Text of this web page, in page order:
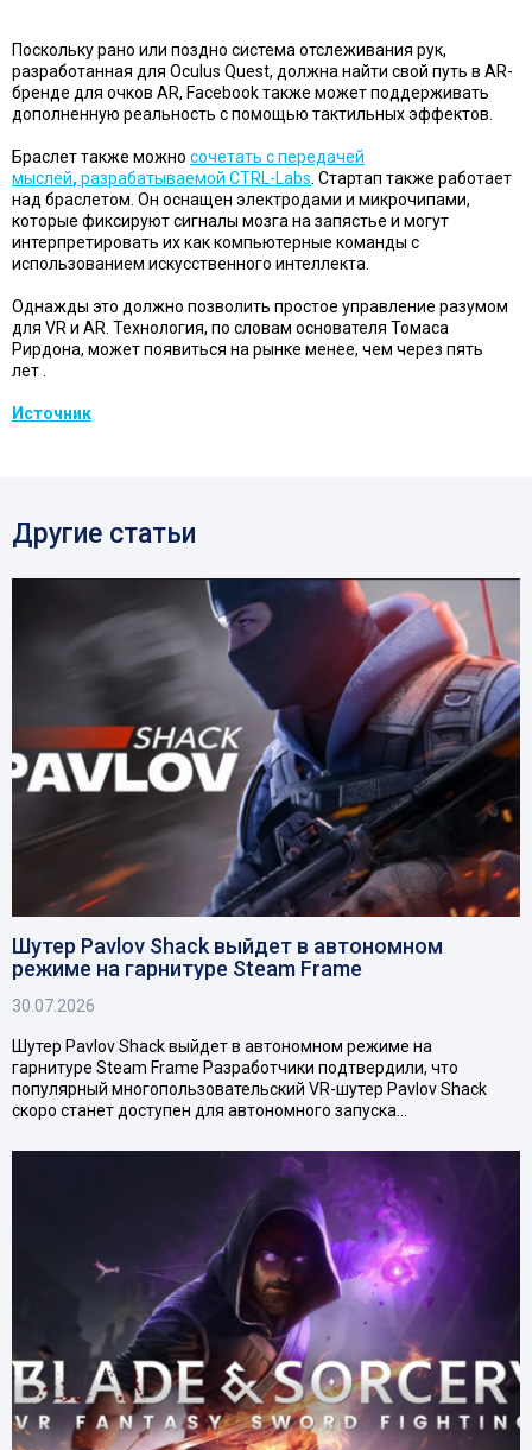
Поскольку рано или поздно система отслеживания рук,
разработанная для Oculus Quest, должна найти свой путь в AR-
бренде для очков AR, Facebook также может поддерживать
дополненную реальность с помощью тактильных эффектов.
Браслет также можно сочетать с передачей
мыслей, разрабатываемой CTRL-Labs . Стартап также работает
над браслетом. Он оснащен электродами и микрочипами,
которые фиксируют сигналы мозга на запястье и могут
интерпретировать их как компьютерные команды с
использованием искусственного интеллекта.
Однажды это должно позволить простое управление разумом
для VR и AR. Технология, по словам основателя Томаса
Рирдона, может появиться на рынке менее, чем через пять
лет .
Источник
Другие статьи
Шутер Pavlov Shack выйдет в автономном
режиме на гарнитуре Steam Frame
30.07.2026
Шутер Pavlov Shack выйдет в автономном режиме на
гарнитуре Steam Frame Разработчики подтвердили, что
популярный многопользовательский VR-шутер Pavlov Shack
скоро станет доступен для автономного запуска…